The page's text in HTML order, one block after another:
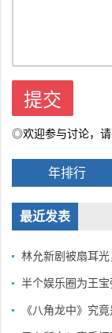
◎欢迎参与讨论，请
年排行
最近发表
林允新剧被扇耳光
半个娱乐圈为王
《八角龙中》究